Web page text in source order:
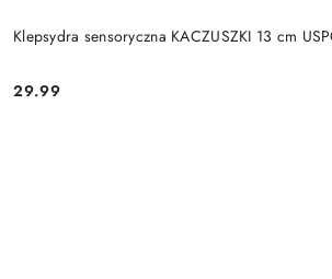
Klepsydra sensoryczna KACZUSZKI 13 cm
Cena:
29.99